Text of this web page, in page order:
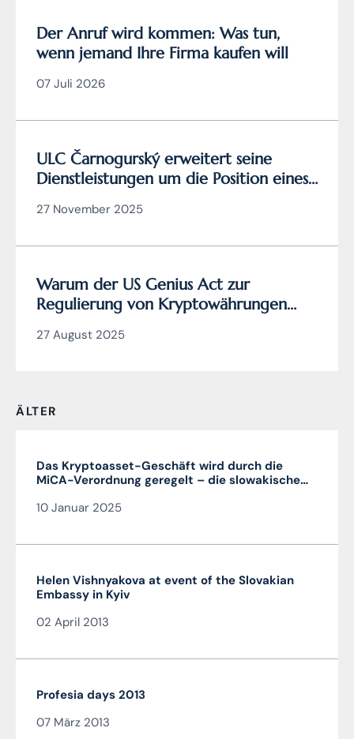
Der Anruf wird kommen: Was tun,
wenn jemand Ihre Firma kaufen will
07 Juli 2026
ULC Čarnogurský erweitert seine
Dienstleistungen um die Position eines
Cybersicherheitsmanagers
27 November 2025
Warum der US Genius Act zur
Regulierung von Kryptowährungen
Verordnung MiCA nicht)
27 August 2025
ÄLTER
Das Kryptoasset-Geschäft wird durch die
MiCA-Verordnung geregelt – die slowakische
der gesamten EU gültig
10 Januar 2025
Helen Vishnyakova at event of the Slovakian
Embassy in Kyiv
02 April 2013
Profesia days 2013
07 März 2013